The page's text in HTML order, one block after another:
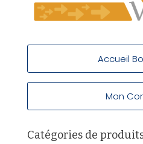
Accueil
Mon
Catégories de